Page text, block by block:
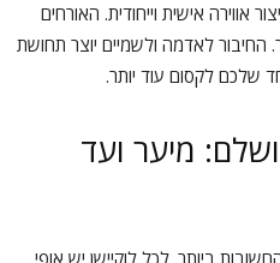
אווירה אישית וייחודית. האורחים
החיבור לאדמה ולשמיים יוצר תחושת
שלכם לקסום עוד יותר.
מיער ועד